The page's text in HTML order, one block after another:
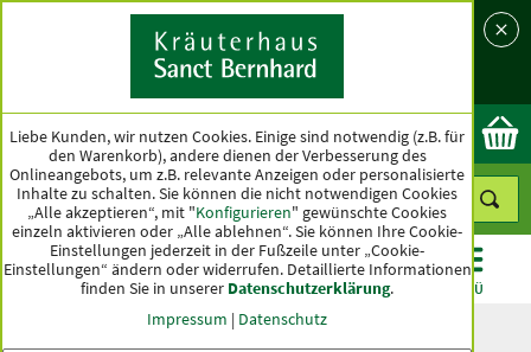
Land
Ok
KATEGORIEN ANGEBOTE TOPSELLER MENÜ
Liebe Kunden, wir nutzen Cookies. Einige sind notwendig (z.B. für
den Warenkorb), andere dienen der Verbesserung des
Onlineangebots, um z.B. relevante Anzeigen oder personalisierte
Inhalte zu schalten. Sie können die nicht notwendigen Cookies
„Alle akzeptieren“, mit "Konfigurieren" gewünschte Cookies
einzeln aktivieren oder „Alle ablehnen“. Sie können Ihre Cookie-
Einstellungen jederzeit in der Fußzeile unter „Cookie-
Einstellungen“ ändern oder widerrufen. Detaillierte Informationen
finden Sie in unserer Datenschutzerklärung.
Impressum | Datenschutz